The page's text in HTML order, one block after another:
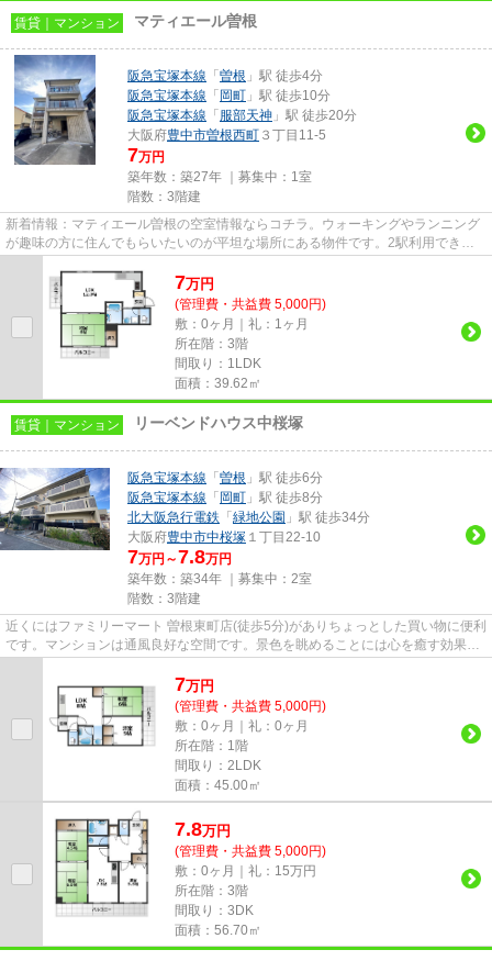
賃貸｜マンション マティエール曽根
阪急宝塚本線 「 曽根 」駅 徒歩4分
阪急宝塚本線 「 岡町 」駅 徒歩10分
阪急宝塚本線 「 服部天神 」駅 徒歩20分
大阪府豊中市曽根西町 ３丁目11-5
7万円
築年数：築27年 ｜募集中： 1室
階数：3階建
新着情報：マティエール曽根の空室情報ならコチラ。ウォーキングやランニング
が趣味の方に住んでもらいたいのが平坦な場所にある物件です。2駅利用できる
7万円
(管理費・共益費 5,000円)
敷：0ヶ月｜礼：1ヶ月
所在階：3階
間取り：1LDK
面積：39.62㎡
賃貸｜マンション リーベンドハウス中桜塚
阪急宝塚本線 「 曽根 」駅 徒歩6分
阪急宝塚本線 「 岡町 」駅 徒歩8分
北大阪急行電鉄 「 緑地公園 」駅 徒歩34分
大阪府豊中市中桜塚 １丁目22-10
7万円～7.8万円
築年数：築34年 ｜募集中： 2室
階数：3階建
近くにはファミリーマート 曽根東町店(徒歩5分)がありちょっとした買い物に便利
です。マンションは通風良好な空間です。景色を眺めることには心を癒す効果が
7万円
(管理費・共益費 5,000円)
敷：0ヶ月｜礼：0ヶ月
所在階：1階
間取り：2LDK
面積：45.00㎡
7.8万円
(管理費・共益費 5,000円)
敷：0ヶ月｜礼：15万円
所在階：3階
間取り：3DK
面積：56.70㎡